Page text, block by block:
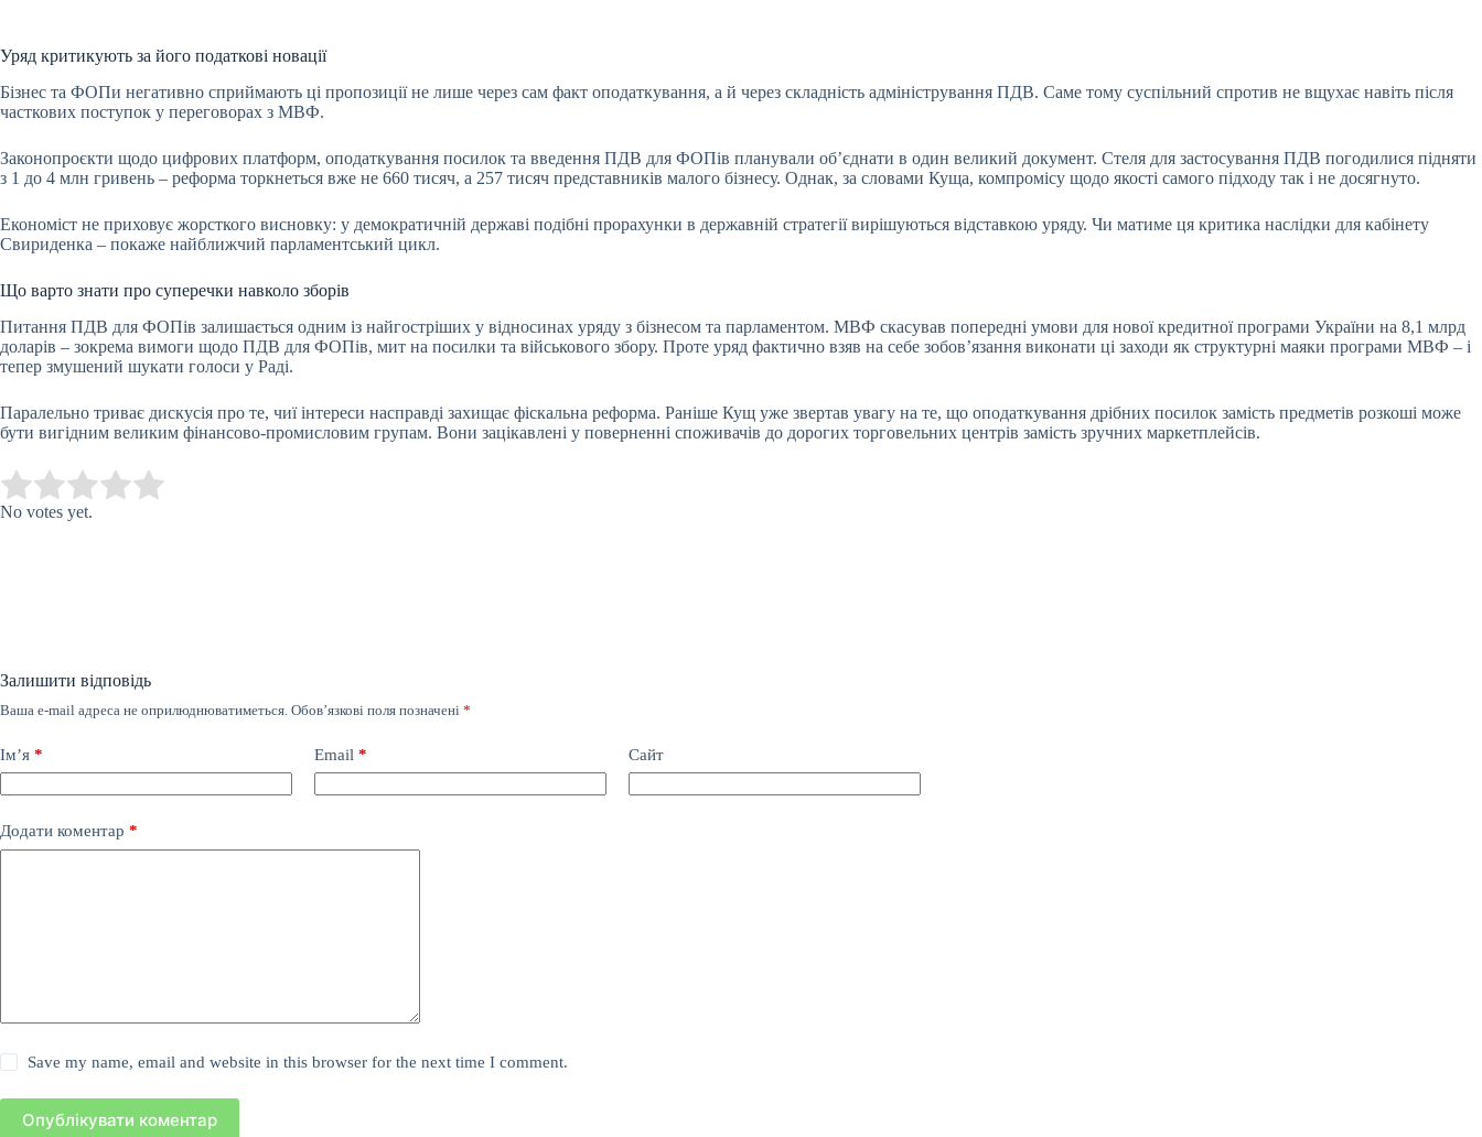
Уряд критикують за його податкові новації
Бізнес та ФОПи негативно сприймають ці пропозиції не лише через сам факт оподаткування, а й через складність адміністрування ПДВ. Саме тому суспільний спротив не вщухає навіть після
часткових поступок у переговорах з МВФ.
Законопроєкти щодо цифрових платформ, оподаткування посилок та введення ПДВ для ФОПів планували об’єднати в один великий документ. Стеля для застосування ПДВ погодилися підняти
з 1 до 4 млн гривень – реформа торкнеться вже не 660 тисяч, а 257 тисяч представників малого бізнесу. Однак, за словами Куща, компромісу щодо якості самого підходу так і не досягнуто.
Економіст не приховує жорсткого висновку: у демократичній державі подібні прорахунки в державній стратегії вирішуються відставкою уряду. Чи матиме ця критика наслідки для кабінету
Свириденка – покаже найближчий парламентський цикл.
Що варто знати про суперечки навколо зборів
Питання ПДВ для ФОПів залишається одним із найгостріших у відносинах уряду з бізнесом та парламентом. МВФ скасував попередні умови для нової кредитної програми України на 8,1 млрд
доларів – зокрема вимоги щодо ПДВ для ФОПів, мит на посилки та військового збору. Проте уряд фактично взяв на себе зобов’язання виконати ці заходи як структурні маяки програми МВФ – і
тепер змушений шукати голоси у Раді.
Паралельно триває дискусія про те, чиї інтереси насправді захищає фіскальна реформа. Раніше Кущ уже звертав увагу на те, що оподаткування дрібних посилок замість предметів розкоші може
бути вигідним великим фінансово-промисловим групам. Вони зацікавлені у поверненні споживачів до дорогих торговельних центрів замість зручних маркетплейсів.
Rate this item:
No votes yet.
Залишити відповідь
Ваша e-mail адреса не оприлюднюватиметься. Обов’язкові поля позначені *
Ім’я * Email * Сайт
Додати коментар *
Save my name, email and website in this browser for the next time I comment.
Опублікувати коментар